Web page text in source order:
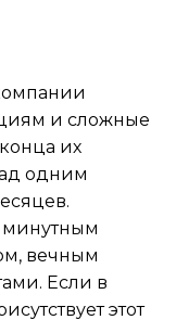
и сложные
их
одним
вечным
Если в
этот